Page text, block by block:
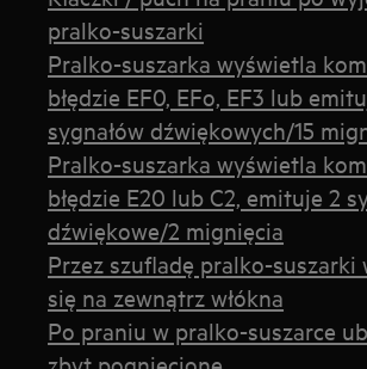
pralko-suszarki
Pralko-suszarka wyświetla
błędzie EF0, EFo, EF3 lub
sygnałów dźwiękowych/15
Pralko-suszarka wyświetla
błędzie E20 lub C2, emituje 2
dźwiękowe/2 mignięcia
Przez szufladę pralko-suszarki
się na zewnątrz włókna
Po praniu w pralko-suszarce